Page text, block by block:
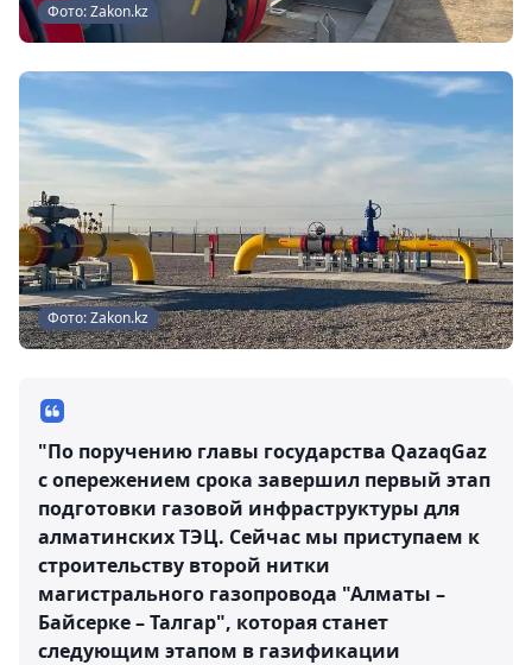
Фото: Zakon.kz
Фото: Zakon.kz
"По поручению главы государства QazaqGaz
с опережением срока завершил первый этап
подготовки газовой инфраструктуры для
алматинских ТЭЦ. Сейчас мы приступаем к
строительству второй нитки
магистрального газопровода "Алматы –
Байсерке – Талгар", которая станет
следующим этапом в газификации